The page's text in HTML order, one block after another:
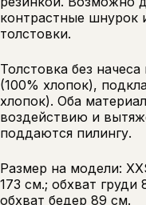
контрастные шнурок
толстовки.
Толстовка без
(100% хлопок),
хлопок). Оба
воздействию и
поддаются пилингу.
Размер на модели:
173 см.; обхват груди
обхват бедер 89 см.